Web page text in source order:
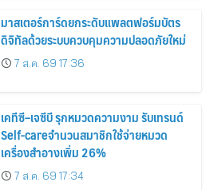
มาสเตอร์การ์ดยกระดับแพลตฟอร์มบัตร
ดิจิทัลด้วยระบบควบคุมความปลอดภัยใหม่
7 ส.ค. 69 17:36
เคทีซี–เจซีบี รุกหมวดความงาม รับเทรนด์
Self-careจำนวนสมาชิกใช้จ่ายหมวด
เครื่องสำอางเพิ่ม 26%
7 ส.ค. 69 17:34